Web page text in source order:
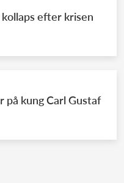
kollaps efter krisen
på kung Carl Gustaf